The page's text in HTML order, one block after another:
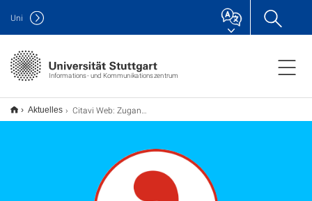
Informations- und Kommunikationszentrum
Uni
Aktuelles Citavi Web: Zugang wird zum 30.04.2023 deaktiviert